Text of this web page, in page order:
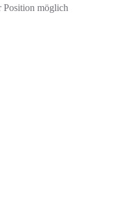
Position möglich